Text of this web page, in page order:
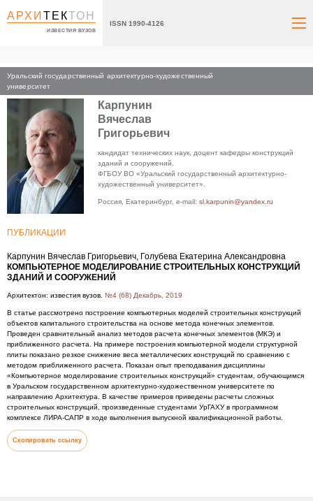
АРХИТЕКТОН
ИЗВЕСТИЯ ВУЗОВ
ISSN 1990-4126
Уральский государственный архитектурно-художественный
университет
Главная
Карпунин
Вячеслав
Григорьевич
кандидат технических наук, доцент кафедры конструкций
зданий и сооружений.
ФГБОУ ВО «Уральский государственный архитектурно-
художественный университет».
Россия, Екатеринбург, e-mail: sl.karpunin@yandex.ru
ПУБЛИКАЦИИ
Карпунин Вячеслав Григорьевич, Голубева Екатерина Александровна
КОМПЬЮТЕРНОЕ МОДЕЛИРОВАНИЕ СТРОИТЕЛЬНЫХ КОНСТРУКЦИЙ
ЗДАНИЙ И СООРУЖЕНИЙ
Архитектон: известия вузов. №4 (68) Декабрь, 2019
В статье рассмотрено построение компьютерных моделей строительных конструкций
объектов капитального строительства на основе метода конечных элементов.
Проведен сравнительный анализ методов расчета конечных элементов (МКЭ) и
приближенного расчета. На примере построения компьютерной модели структурной
плиты показано резкое снижение веса металлических конструкций по сравнению с
методом приближенного расчета. Показан опыт преподавания дисциплины
«Компьютерное моделирование строительных конструкций» студентам, обучающимся
в Уральском государственном архитектурно-художественном университете по
направлению Архитектура. В качестве примеров приведены расчеты сложных
строительных конструкций, произведенные студентами УрГАХУ в программном
комплексе ЛИРА-САПР в ходе выполнения выпускной квалификационной работы.
Скопировать ссылку